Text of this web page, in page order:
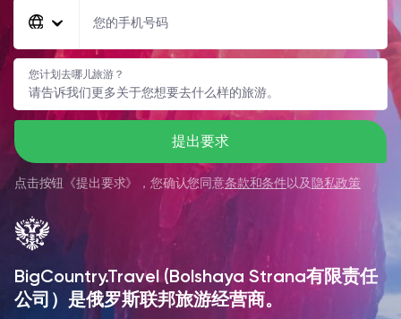
您的手机号码
您计划去哪儿旅游？
提出要求
点击按钮《提出要求》，您确认您同意条款和条件以及 隐私政策
BigCountry.Travel (Bolshaya Strana有限责任
公司）是俄罗斯联邦旅游经营商。